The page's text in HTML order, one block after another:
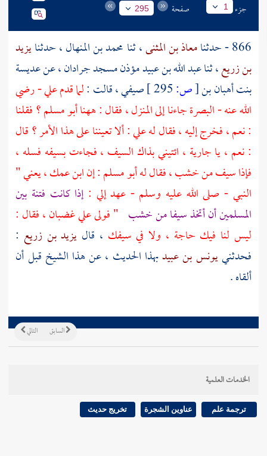
جزء 1 صفحة 295
866 - حدثنا معاذ بن المثنى، ثنا محمد بن المنهال، حدثنايزيد
بن زريع، ثناعبد الله بن عبيدمؤذن مسجدجرادان، عنعديسة
بنت أهبان بن[ص: صيفي، قالت :لما قدمعلي- رضي
الله عنه -البصرةجاءنا إلى المنزل ، فقال : ههناأبو مسلم؟ فقلنا
: نعم ، فخرج إليه ، فقال لهعلي: ألا تعيننا على هذا الأمر ؟ قال
: نعم ، يا جارية ، ائتيني بذاك السيف ، فجاءت بسيفه فسله ،
فإذا سيف من خشب ، فقال لهأبو مسلم: إن ابن عمك ، يعني "
النبي - صلى الله عليه وسلم - عهد إلي :إذا كانت فتنة بين
المسلمين أن أتخذ سيفا من خشب " فولىعليغضبان ، فقال :
ليس لنا فيك حاجة ، ولا في سيفك ، قال يزيد بن زريع :
فحدثنييونس بن عبيدبهذا الحديث ، عن هذا الشيخ قبل أن
ألقاه .
التالي السابق
الخدمات العلمية
ترجمة علم عناوين الشجرة تخريج حديث